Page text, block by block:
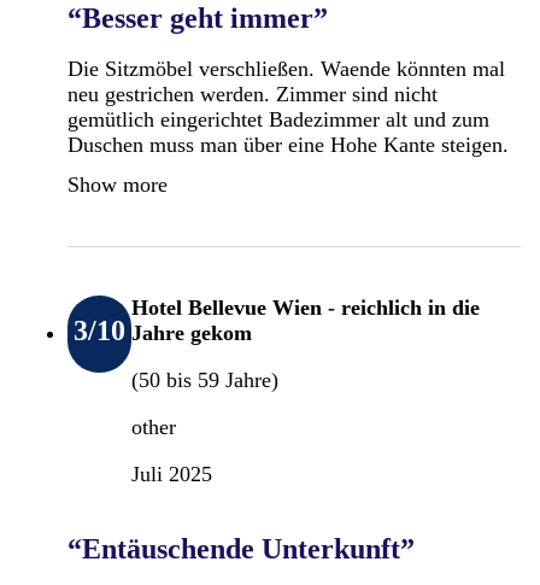
“Besser geht immer”
Die Sitzmöbel verschließen. Waende könnten mal
neu gestrichen werden. Zimmer sind nicht
gemütlich eingerichtet Badezimmer alt und zum
Duschen muss man über eine Hohe Kante steigen.
Show more
3/10
Hotel Bellevue Wien - reichlich in die
Jahre gekom
(50 bis 59 Jahre)
other
Juli 2025
“Entäuschende Unterkunft”